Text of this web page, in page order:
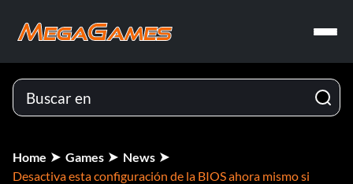
Home Games
News
Desactiva esta configuración de la BIOS ahora mismo si